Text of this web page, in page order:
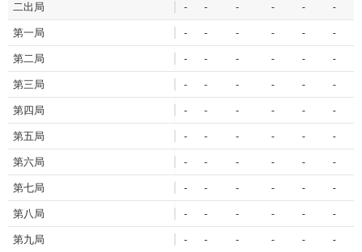
二出局 - - - - - -
第一局 - - - - - -
第二局 - - - - - -
第三局 - - - - - -
第四局 - - - - - -
第五局 - - - - - -
第六局 - - - - - -
第七局 - - - - - -
第八局 - - - - - -
第九局 - - - - - -